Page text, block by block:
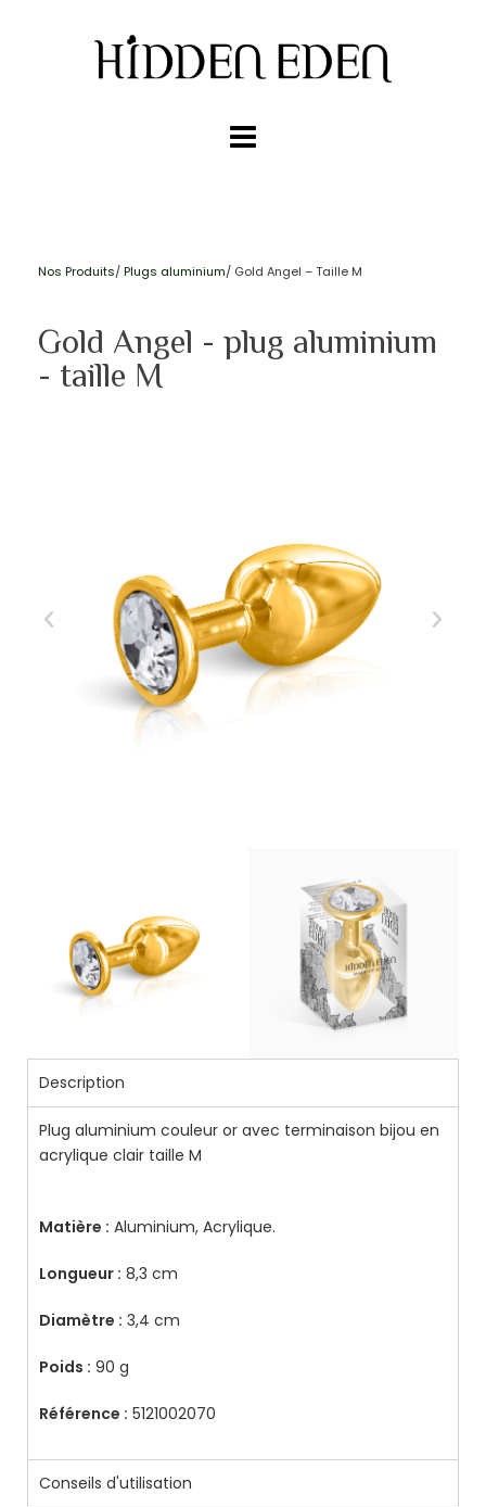
Nos Produits/Plugs aluminium/ Gold Angel – Taille M
Gold Angel - plug aluminium
- taille M
Description
Plug aluminium couleur or avec terminaison bijou en
acrylique clair taille M
Matière : Aluminium, Acrylique.
Longueur : 8,3 cm
Diamètre : 3,4 cm
Poids : 90 g
Référence : 5121002070
Conseils d'utilisation